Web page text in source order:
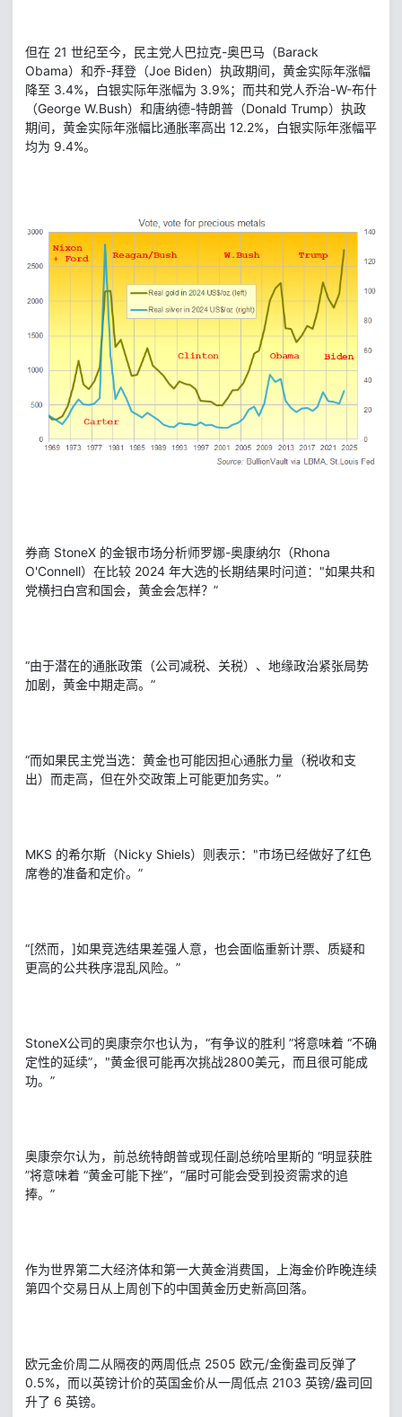
但在 21 世纪至今，民主党人巴拉克-奥巴马（Barack
Obama）和乔-拜登（Joe Biden）执政期间，黄金实际年涨幅
降至 3.4%，白银实际年涨幅为 3.9%；而共和党人乔治-W-布什
（George W.Bush）和唐纳德-特朗普（Donald Trump）执政
期间，黄金实际年涨幅比通胀率高出 12.2%，白银实际年涨幅平
均为 9.4%。
券商 StoneX 的金银市场分析师罗娜-奥康纳尔（Rhona
O'Connell）在比较 2024 年大选的长期结果时问道："如果共和
党横扫白宫和国会，黄金会怎样？”
“由于潜在的通胀政策（公司减税、关税）、地缘政治紧张局势
加剧，黄金中期走高。”
“而如果民主党当选：黄金也可能因担心通胀力量（税收和支
出）而走高，但在外交政策上可能更加务实。”
MKS 的希尔斯（Nicky Shiels）则表示："市场已经做好了红色
席卷的准备和定价。”
“[然而，]如果竞选结果差强人意，也会面临重新计票、质疑和
更高的公共秩序混乱风险。”
StoneX公司的奥康奈尔也认为，“有争议的胜利 ”将意味着 “不确
定性的延续”，"黄金很可能再次挑战2800美元，而且很可能成
功。”
奥康奈尔认为，前总统特朗普或现任副总统哈里斯的 “明显获胜
”将意味着 “黄金可能下挫”，“届时可能会受到投资需求的追
捧。”
作为世界第二大经济体和第一大黄金消费国，上海金价昨晚连续
第四个交易日从上周创下的中国黄金历史新高回落。
欧元金价周二从隔夜的两周低点 2505 欧元/金衡盎司反弹了
0.5%，而以英镑计价的英国金价从一周低点 2103 英镑/盎司回
升了 6 英镑。